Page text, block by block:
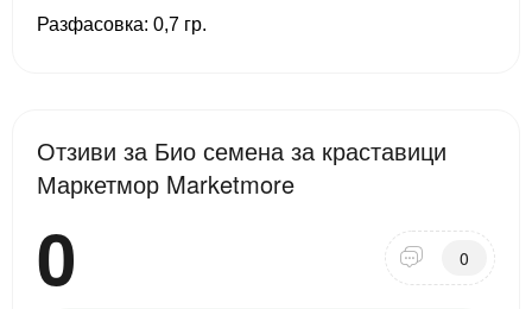
Разфасовка: 0,7 гр.
Отзиви за Био семена за краставици
Маркетмор Marketmore
0 0